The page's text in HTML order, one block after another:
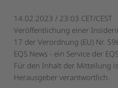
14.02.2023 / 23:03 CET/CEST
Veröffentlichung einer
17 der Verordnung (EU) Nr.
EQS News - ein Service der
Für den Inhalt der Mitteilung
Herausgeber verantwortlich.